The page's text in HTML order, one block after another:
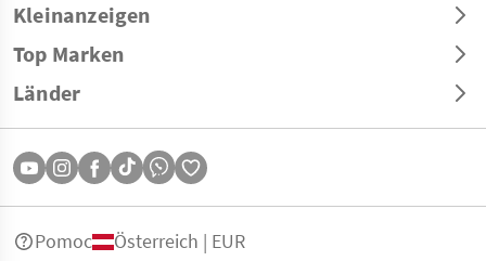
Kleinanzeigen
Top Marken
Länder
Pomoc Österreich | EUR